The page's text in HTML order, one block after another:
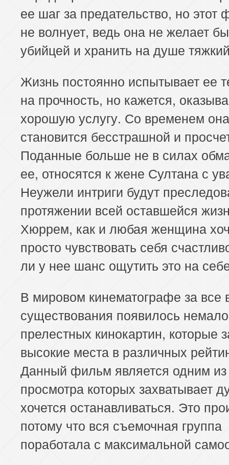
ее шаг за предательство, но этот
не волнует, ведь она не желает
убийцей и хранить на душе
Жизнь постоянно испытывает ее
на прочность, но кажется,
хорошую услугу. Со временем она
становится бесстрашной и
Поданные больше не в силах
ее, относятся к жене Султана с
Неужели интриги будут
протяжении всей оставшейся
Хюррем, как и любая женщина
просто чувствовать себя
ли у нее шанс ощутить это на
В мировом кинематографе за все
существования появилось немало
прелестных кинокартин, которые
высокие места в различных
Данный фильм является одним из
просмотра которых захватывает
хочется останавливаться. Это
потому что вся съемочная группа
поработала с максимальной